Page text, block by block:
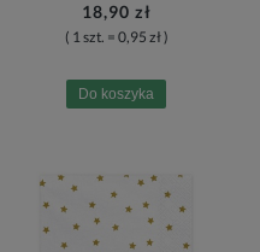
18,90 zł
( 1 szt. = 0,95 zł )
Do koszyka